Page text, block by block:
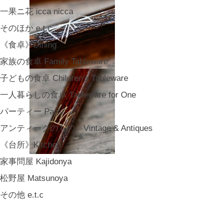
一果ニ花 icca nicca
そのほか e.t.c
《食卓》Dining
家族の食卓 Family Tableware
子どもの食卓 Children's Tableware
一人暮らしの食卓 Tableware for One
パーティー Party
アンティークのもの Vintage & Antiques
《台所》Kitchen
家事問屋 Kajidonya
松野屋 Matsunoya
その他 e.t.c